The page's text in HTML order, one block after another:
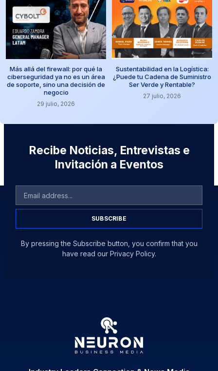
Más allá del firewall: por qué la
ciberseguridad ya no es un área
de soporte, sino una decisión de
negocio
29 julio, 2026
Sustentabilidad en la Logística:
¿Puede tu Cadena de Suministro
Ser Verde y Rentable?
27 julio, 2026
Recibe Noticias, Entrevistas e
Invitación a Eventos
SUBSCRIBE
By pressing the Subscribe button, you confirm that you
have read our Privacy Policy.